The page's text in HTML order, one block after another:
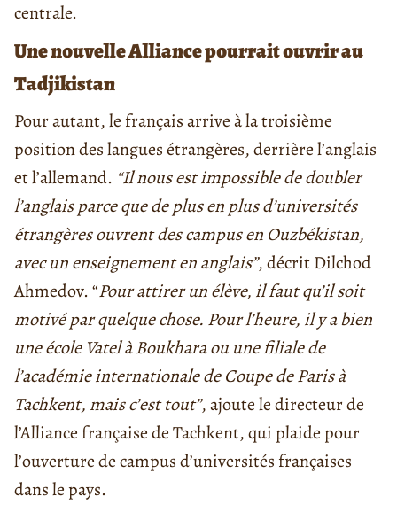
centrale.
Une nouvelle Alliance pourrait ouvrir au
Tadjikistan
Pour autant, le français arrive à la troisième
position des langues étrangères, derrière l’anglais
et l’allemand. “Il nous est impossible dedoubler
l’anglais parce que de plus en plus d’universités
étrangères ouvrent des campus en Ouzbékistan,
avec un enseignement en anglais”, décrit Dilchod
Ahmedov. “Pour attirer un élève, il faut qu’il soit
motivé par quelque chose. Pour l’heure, il y a bien
une école Vatel à Boukhara ou une filiale de
l’académie internationale de Coupe de Paris à
Tachkent, mais c’est tout”, ajoute le directeur de
l’Alliance française de Tachkent, qui plaide pour
l’ouverture de campus d’universités françaises
dans le pays.